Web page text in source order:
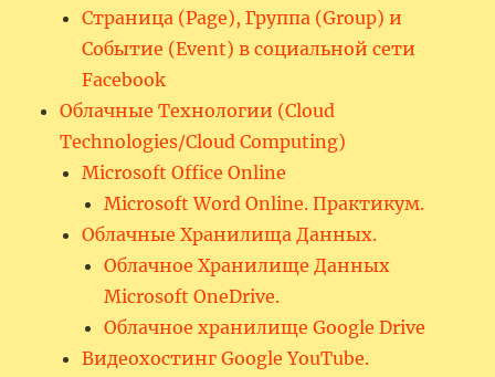
Страница (Page), Группа (Group) и
Событие (Event) в социальной сети
Facebook
Облачные Технологии (Cloud
Technologies/Cloud Computing)
Microsoft Office Online
Microsoft Word Online. Практикум.
Облачные Хранилища Данных.
Облачное Хранилище Данных
Microsoft OneDrive.
Облачное хранилище Google Drive
Видеохостинг Google YouTube.